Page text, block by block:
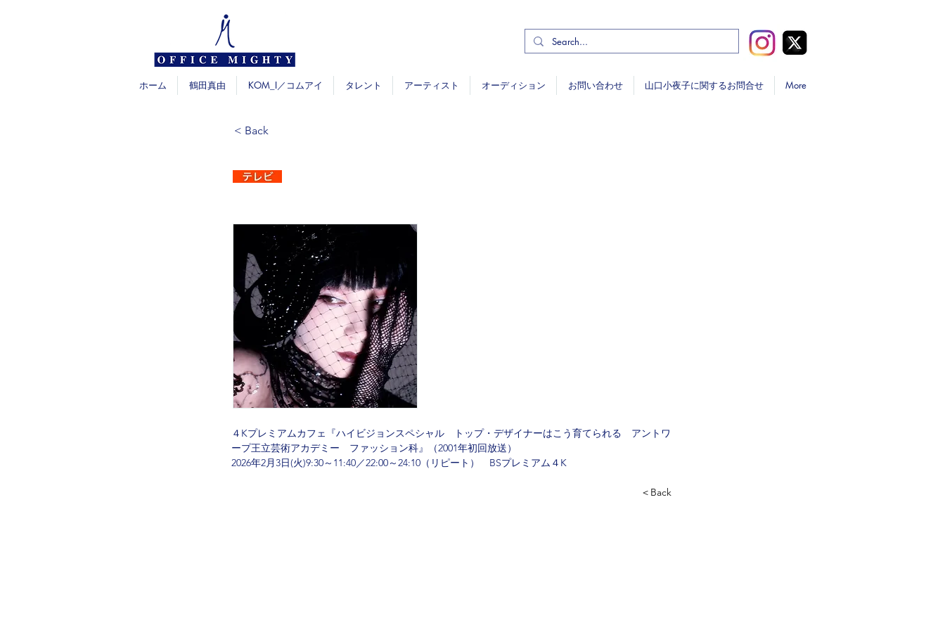
ホーム 鶴田真由 KOM_I／コムアイ タレント アーティスト オーディション お問い合わせ 山口小夜子に関するお問合せ More
< Back
４Kプレミアムカフェ『ハイビジョンスペシャル　トップ・デザイナーはこう育てられる　アントワ
ープ王立芸術アカデミー　ファッション科』（2001年初回放送）
2026年2月3日(火)9:30～11:40／22:00～24:10（リピート）　BSプレミアム４K
＜Back